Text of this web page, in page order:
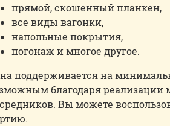
прямой, скошенный планкен,
все виды вагонки,
напольные покрытия,
погонаж и многое другое.
поддерживается на
благодаря реализации
Вы можете